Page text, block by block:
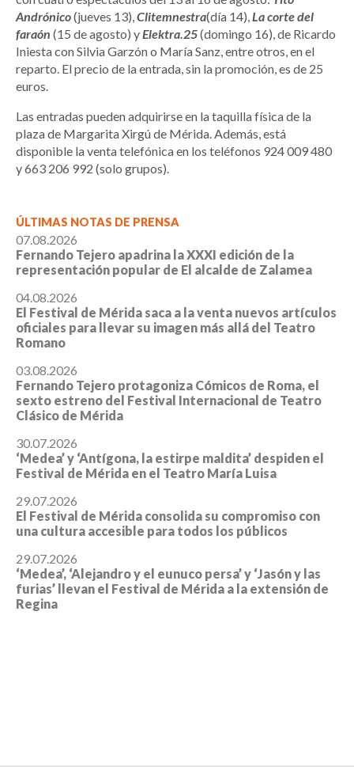
Andrónico(jueves 13),Clitemnestra(día 14),La corte del
faraón (15 de agosto) yElektra.25(domingo 16), de Ricardo
Iniesta con Silvia Garzón o María Sanz, entre otros, en el
reparto. El precio de la entrada, sin la promoción, es de 25
euros.
Las entradas pueden adquirirse en la taquilla física de la
plaza de Margarita Xirgú de Mérida. Además, está
disponible la venta telefónica en los teléfonos 924 009 480
y 663 206 992 (solo grupos).
ÚLTIMAS NOTAS DE PRENSA
07.08.2026
Fernando Tejero apadrina la XXXI edición de la
representación popular de El alcalde de Zalamea
04.08.2026
El Festival de Mérida saca a la venta nuevos artículos
oficiales para llevar su imagen más allá del Teatro
Romano
03.08.2026
Fernando Tejero protagoniza Cómicos de Roma, el
sexto estreno del Festival Internacional de Teatro
Clásico de Mérida
30.07.2026
‘Medea’ y ‘Antígona, la estirpe maldita’ despiden el
Festival de Mérida en el Teatro María Luisa
29.07.2026
El Festival de Mérida consolida su compromiso con
una cultura accesible para todos los públicos
29.07.2026
‘Medea’, ‘Alejandro y el eunuco persa’ y ‘Jasón y las
furias’ llevan el Festival de Mérida a la extensión de
Regina